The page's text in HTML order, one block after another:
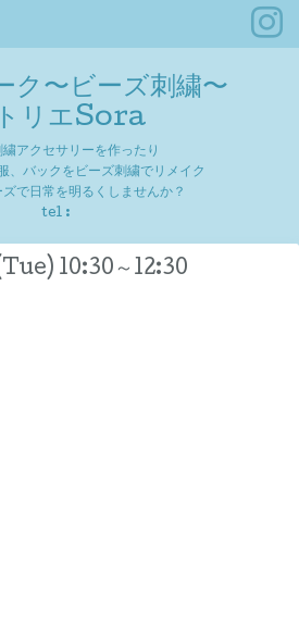
ク〜ビーズ刺繍〜
リエSora
繍アクセサリーを作ったり
、バックをビーズ刺繍でリメイク
で日常を明るくしませんか？
tel :
10:30～12:30